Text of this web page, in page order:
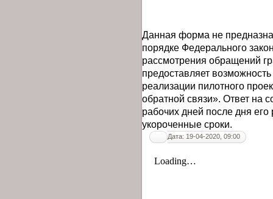
Данная форма не
порядке Федерального
рассмотрения обращений
предоставляет
реализации пилотного
обратной связи». Ответ на
рабочих дней после дня
укороченные сроки.
Дата: 19-04-2020, 09:00